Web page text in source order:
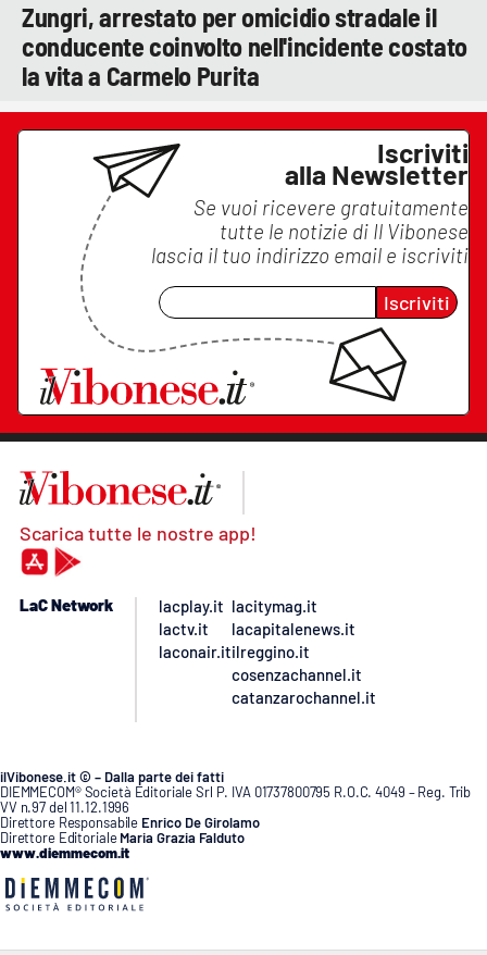
Zungri, arrestato per omicidio stradale il
conducente coinvolto nell'incidente costato
la vita a Carmelo Purita
Iscriviti
alla Newsletter
Se vuoi ricevere gratuitamente
tutte le notizie di Il Vibonese
lascia il tuo indirizzo email e iscriviti
Iscriviti
Scarica tutte le nostre app!
LaC Network
lacplay.it
lactv.it
laconair.it
lacitymag.it
lacapitalenews.it
ilreggino.it
cosenzachannel.it
catanzarochannel.it
ilVibonese.it © – Dalla parte dei fatti
DIEMMECOM® Società Editoriale Srl P. IVA 01737800795 R.O.C. 4049 – Reg. Trib
VV n.97 del 11.12.1996
Direttore Responsabile Enrico De Girolamo
Direttore Editoriale Maria Grazia Falduto
www.diemmecom.it